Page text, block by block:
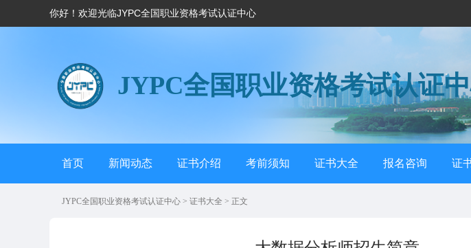
你好！欢迎光临JYPC全国职业资格考试认证中心
JYPC全国职业资格考试认证
首页 新闻动态 证书介绍 考前须知 证书大全 报名咨询 证
JYPC全国职业资格考试认证中心 > 证书大全 > 正文